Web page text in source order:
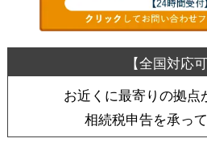
お近くに最寄りの拠点
相続税申告を承って